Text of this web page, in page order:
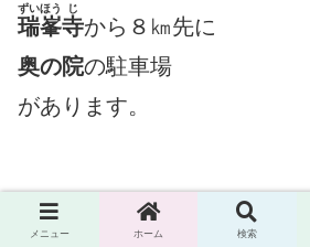
瑞峯
ずいほう
寺
じ
から８㎞先に
奥の院の駐車場
があります。
メニュー ホーム 検索